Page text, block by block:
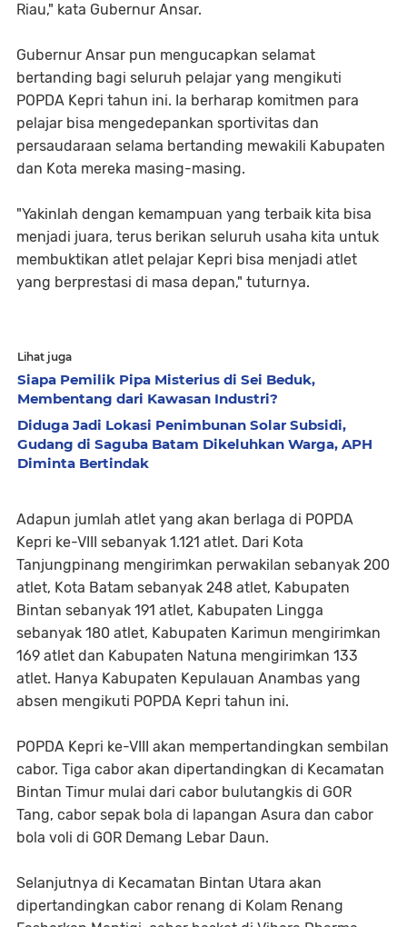
Riau," kata Gubernur Ansar.
Gubernur Ansar pun mengucapkan selamat
bertanding bagi seluruh pelajar yang mengikuti
POPDA Kepri tahun ini. Ia berharap komitmen para
pelajar bisa mengedepankan sportivitas dan
persaudaraan selama bertanding mewakili Kabupaten
dan Kota mereka masing-masing.
"Yakinlah dengan kemampuan yang terbaik kita bisa
menjadi juara, terus berikan seluruh usaha kita untuk
membuktikan atlet pelajar Kepri bisa menjadi atlet
yang berprestasi di masa depan," tuturnya.
Lihat juga
Siapa Pemilik Pipa Misterius di Sei Beduk,
Membentang dari Kawasan Industri?
Diduga Jadi Lokasi Penimbunan Solar Subsidi,
Gudang di Saguba Batam Dikeluhkan Warga, APH
Diminta Bertindak
Adapun jumlah atlet yang akan berlaga di POPDA
Kepri ke-VIII sebanyak 1.121 atlet. Dari Kota
Tanjungpinang mengirimkan perwakilan sebanyak 200
atlet, Kota Batam sebanyak 248 atlet, Kabupaten
Bintan sebanyak 191 atlet, Kabupaten Lingga
sebanyak 180 atlet, Kabupaten Karimun mengirimkan
169 atlet dan Kabupaten Natuna mengirimkan 133
atlet. Hanya Kabupaten Kepulauan Anambas yang
absen mengikuti POPDA Kepri tahun ini.
POPDA Kepri ke-VIII akan mempertandingkan sembilan
cabor. Tiga cabor akan dipertandingkan di Kecamatan
Bintan Timur mulai dari cabor bulutangkis di GOR
Tang, cabor sepak bola di lapangan Asura dan cabor
bola voli di GOR Demang Lebar Daun.
Selanjutnya di Kecamatan Bintan Utara akan
dipertandingkan cabor renang di Kolam Renang